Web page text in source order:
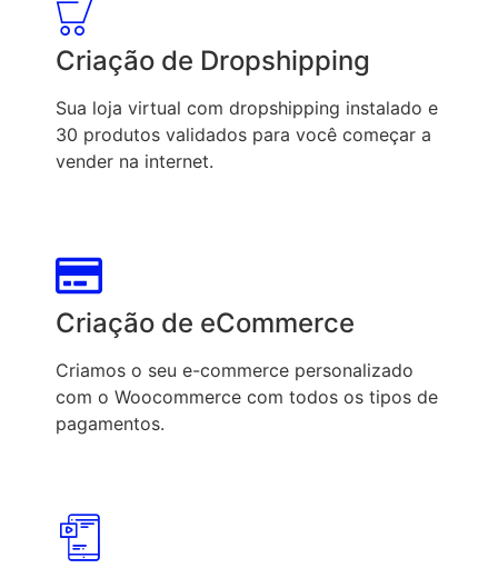
Criação de Dropshipping
Sua loja virtual com dropshipping instalado e
30 produtos validados para você começar a
vender na internet.
Criação de eCommerce
Criamos o seu e-commerce personalizado
com o Woocommerce com todos os tipos de
pagamentos.